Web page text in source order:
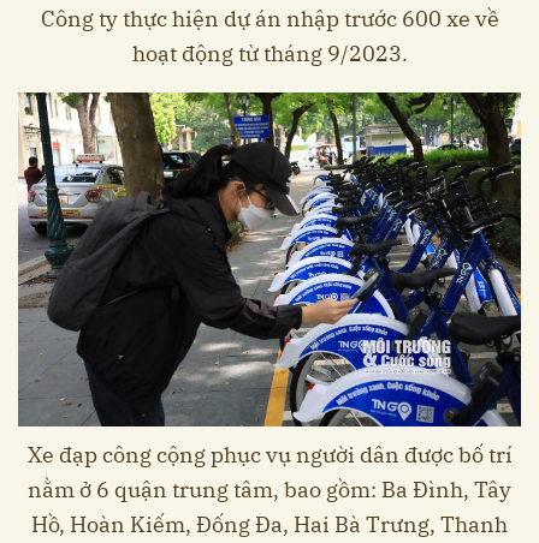
Công ty thực hiện dự án nhập trước 600 xe về
hoạt động từ tháng 9/2023.
Xe đạp công cộng phục vụ người dân được bố trí
nằm ở 6 quận trung tâm, bao gồm: Ba Đình, Tây
Hồ, Hoàn Kiếm, Đống Đa, Hai Bà Trưng, Thanh